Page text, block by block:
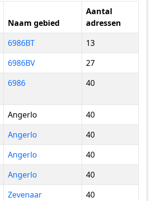
Naam gebied
Aantal
adressen
6986BT
13
6986BV
27
6986 40
Angerlo
40
Angerlo
40
Angerlo
40
Angerlo
40
Zevenaar
40